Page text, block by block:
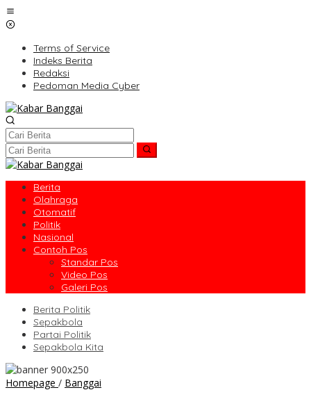
Lewati
ke
Terms of Service
Indeks Berita
Redaksi
Pedoman Media Cyber
Berita
Olahraga
Otomatif
Politik
Nasional
Contoh Pos
Standar Pos
Video Pos
Galeri Pos
Berita Politik
Sepakbola
Partai Politik
Sepakbola Kita
Homepage / Banggai